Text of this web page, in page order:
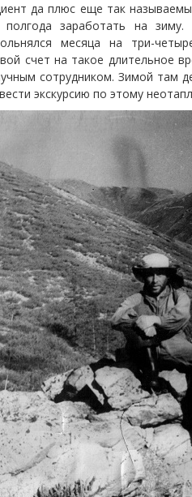
да плюс еще так
заработать на зиму.
месяца на три-
счет на такое
сотрудником. Зимой там
экскурсию по этому